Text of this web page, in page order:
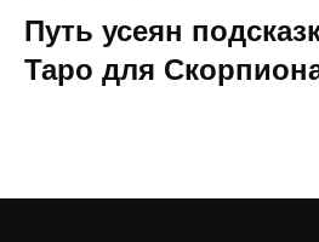
Путь усеян
Таро для